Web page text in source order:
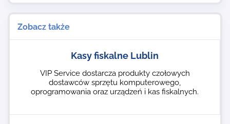
Zobacz także
Kasy fiskalne Lublin
VIP Service dostarcza produkty czołowych
dostawców sprzętu komputerowego,
oprogramowania oraz urządzeń i kas fiskalnych.